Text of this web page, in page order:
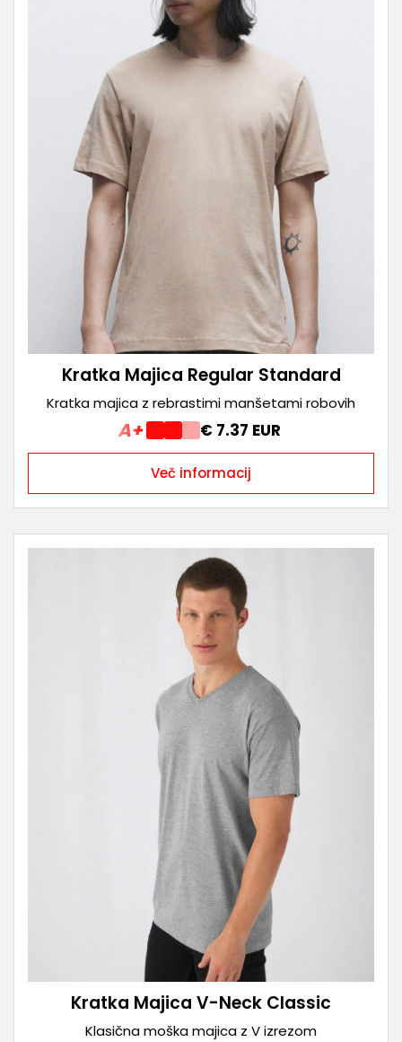
Kratka Majica Regular Standard
Kratka majica z rebrastimi manšetami robovih
A+ € 7.37 EUR
Več informacij
Kratka Majica V-Neck Classic
Klasična moška majica z V izrezom